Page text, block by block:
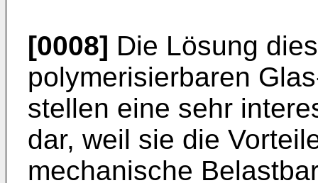
[0008] Die Lösung
polymerisierbaren
stellen eine sehr
dar, weil sie die
mechanische